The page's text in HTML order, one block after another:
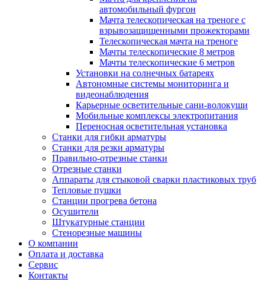
автомобильный фургон
Мачта телескопическая на треноге с
взрывозащищенными прожекторами
Телескопическая мачта на треноге
Мачты телескопические 8 метров
Мачты телескопические 6 метров
Установки на солнечных батареях
Автономные системы мониторинга и
видеонаблюдения
Карьерные осветительные сани-волокуши
Мобильные комплексы электропитания
Переносная осветительная установка
Станки для гибки арматуры
Станки для резки арматуры
Правильно-отрезные станки
Отрезные станки
Аппараты для стыковой сварки пластиковых труб
Тепловые пушки
Станции прогрева бетона
Осушители
Штукатурные станции
Стенорезные машины
О компании
Оплата и доставка
Сервис
Контакты